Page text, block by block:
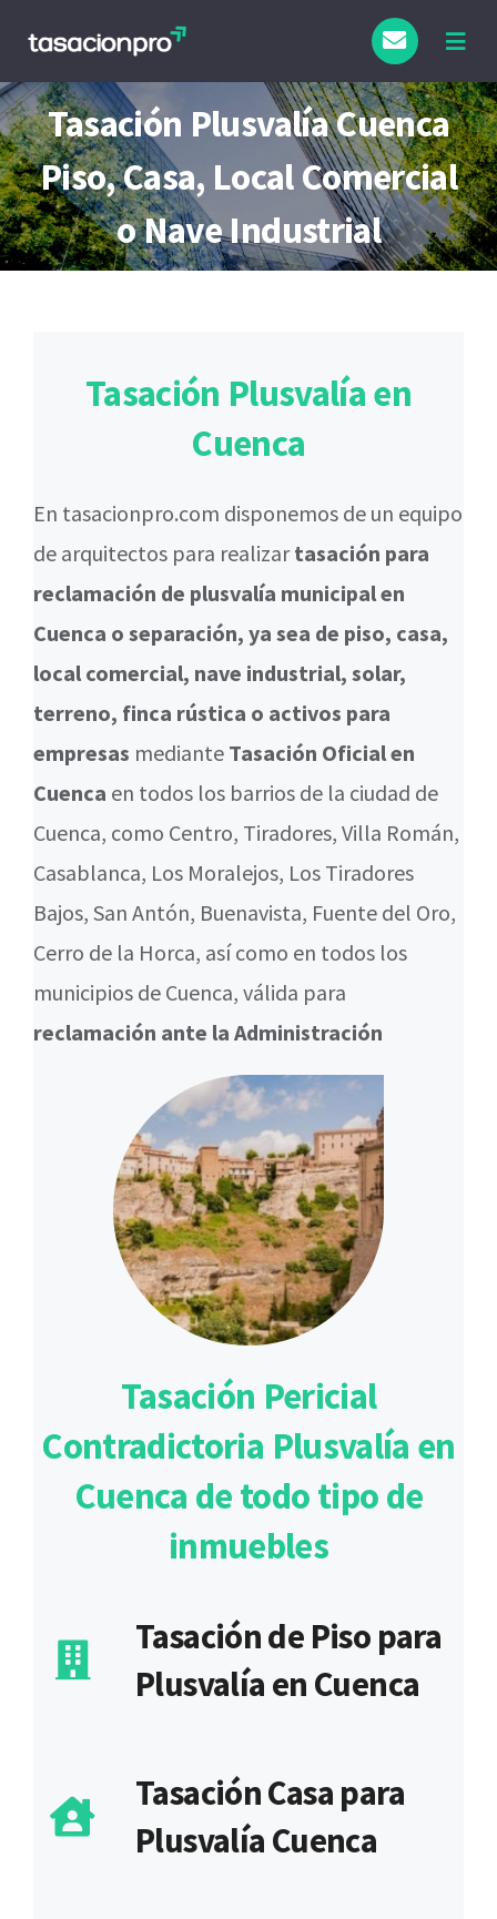
contenido
Tipo de Inmueble
Finalidad
Blog
Tasación Plusvalía Cuenca
Piso, Casa, Local Comercial
o Nave Industrial
Tasación Plusvalía en
Cuenca
En tasacionpro.com disponemos de un equipo
de arquitectos para realizartasación para
reclamación de plusvalía municipal en
Cuenca o separación, ya sea de piso, casa,
local comercial, nave industrial, solar,
terreno, finca rústica o activos para
empresas mediante Tasación Oficial en
Cuenca en todos los barrios de la ciudad de
Cuenca, como Centro, Tiradores, Villa Román,
Casablanca, Los Moralejos, Los Tiradores
Bajos, San Antón, Buenavista, Fuente del Oro,
Cerro de la Horca, así como en todos los
municipios de Cuenca, válida para
reclamación ante la Administración
Tasación Pericial
Contradictoria Plusvalía en
Cuenca de todo tipo de
inmuebles
Tasación de Piso para
Plusvalía en Cuenca
Tasación Casa para
Plusvalía Cuenca